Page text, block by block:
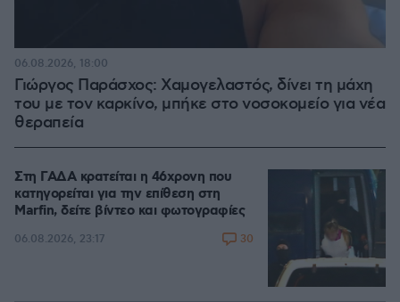
Γιώργος Παράσχος: Χαμογελαστός, δίνει τη μάχη
του με τον καρκίνο, μπήκε στο νοσοκομείο για νέα
θεραπεία
06.08.2026, 18:00
Στη ΓΑΔΑ κρατείται η 46χρονη που
κατηγορείται για την επίθεση στη
Marfin, δείτε βίντεο και φωτογραφίες
06.08.2026, 23:17 30